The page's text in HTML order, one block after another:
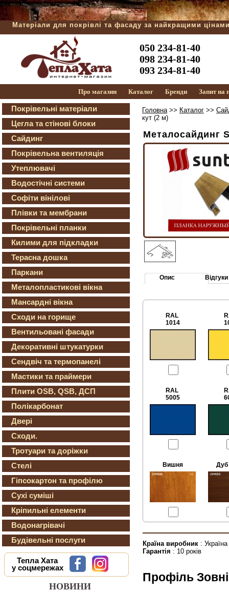
Матеріали для покрівлі та фасаду за найкращими
050 234-81-40
098 234-81-40
093 234-81-40
Про магазин Каталог Бренди Запит на
Покрівельні матеріали
Цегла та стінові блоки
Сайдинг
Покрівельна вентиляція
Утеплювачі
Водостічні системи
Софіти вінілові
Плівки та мембрани
Покрівельні планки
Килими для підкладки
Терасна дошка
Паркани
Металопластикові вікна
Мансардні вікна
Сходи на горище
Вентильовані фасади
Декоративні штукатурки
Сендвіч та термопанелі
Мастики та праймери
Плити OSB, QSB, ДСП
Полікарбонат
Двері
Сходи.
Тротуари та доріжки
Стелі
Гіпсокартон та профілю
Сухі суміші
Кріпильні елементи
Водонагрівачі
Будівельні послуги
Тепла Хата
у соцмережах
НОВИНИ
Головна>> Каталог >>
кут (2 м)
Металосайдинг
Опис Відгуки
RAL
1014
RAL
5005
Вишня Дуб
Країна виробник : Україна
Гарантія : 10 років
Профіль